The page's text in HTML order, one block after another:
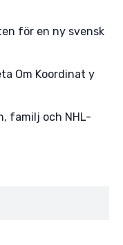
för en ny svensk
Om Koordinat y
familj och NHL-